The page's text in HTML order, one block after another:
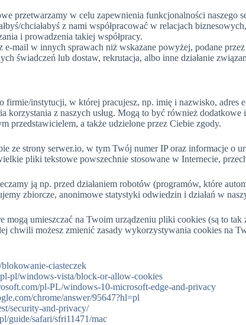
przetwarzamy w celu zapewnienia funkcjonalności naszego
chciałabyś z nami współpracować w relacjach
i prowadzenia takiej współpracy.
mail w innych sprawach niż wskazane powyżej, podane
świadczeń lub dostaw, rekrutacja, albo inne działanie
firmie/instytucji, w której pracujesz, np. imię i nazwisko,
z naszych usług. Mogą to być również dodatkowe
przedstawicielem, a także udzielone przez Ciebie zgody.
ze strony serwer.io, w tym Twój numer IP oraz informacje o
pliki tekstowe powszechnie stosowane w Internecie,
ją np. przed działaniem robotów (programów, które
zbiorcze, anonimowe statystyki odwiedzin i działań w
mogą umieszczać na Twoim urządzeniu pliki cookies (są to
chwili możesz zmienić zasady wykorzystywania cookies na
ciasteczek
pl/windows-vista/block-or-allow-cookies
pl-PL/windows-10-microsoft-edge-and-privacy
chrome/answer/95647?hl=pl
security-and-privacy/
guide/safari/sfri11471/mac